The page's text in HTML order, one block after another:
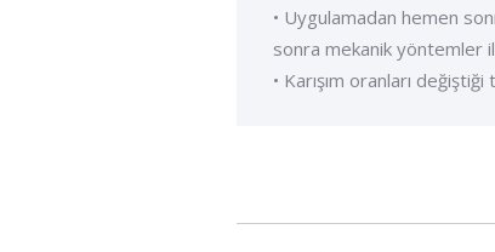
• Uygulamadan hemen
sonra mekanik yöntemler
• Karışım oranları